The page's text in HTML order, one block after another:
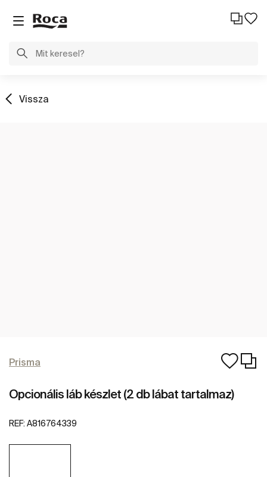
Vissza
Prisma
Opcionális láb készlet (2 db lábat tartalmaz)
REF: A816764339